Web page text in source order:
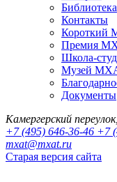
Библиотека
Контакты
Короткий
Премия
Школа-
Музей
Документы
Камергерский
+7 (495) 646-36-46 +7
mxat@mxat.ru
Старая версия сайта